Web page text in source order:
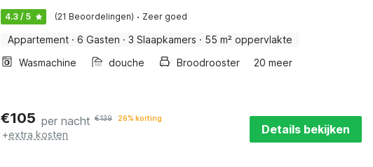
4.3 / 5 (21 Beoordelingen) · Zeer goed
Appartement · 6 Gasten · 3 Slaapkamers · 55 m² oppervlakte
Wasmachine
douche Broodrooster 20 meer
€105 per nacht €139 26% korting
+extra kosten Details bekijken